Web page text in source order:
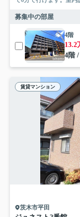
募集中の部屋
4階
13.2
4階
賃貸マンション
茨木市平田